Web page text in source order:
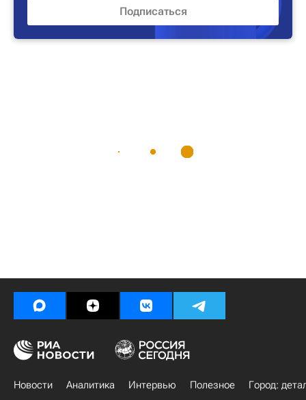
Новости Аналитика Интервью Полезное
Город: